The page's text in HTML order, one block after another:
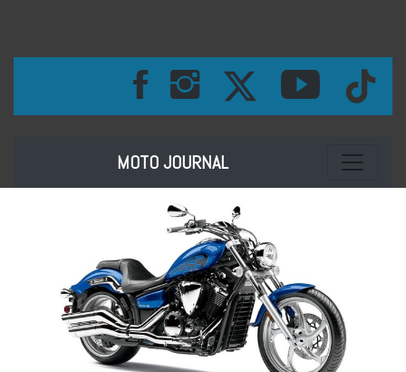
MOTO JOURNAL Toggle